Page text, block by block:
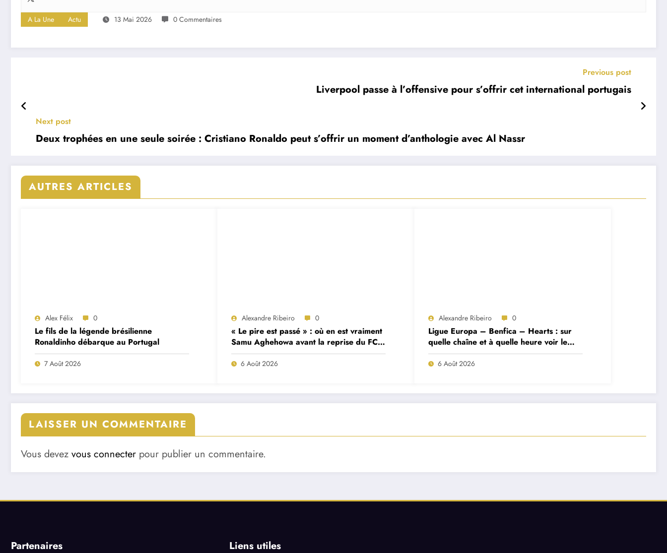
A La Une Actu 13 Mai 2026 0 Commentaires
Previous post
Liverpool passe à l’offensive pour s’offrir cet international portugais
Next post
Deux trophées en une seule soirée : Cristiano Ronaldo peut s’offrir un moment d’anthologie avec Al Nassr
AUTRES ARTICLES
Alex Félix 0
Le fils de la légende brésilienne
Ronaldinho débarque au Portugal
7 Août 2026
Alexandre Ribeiro 0
« Le pire est passé » : où en est vraiment
Samu Aghehowa avant la reprise du FC
Porto ?
6 Août 2026
Alexandre Ribeiro 0
Ligue Europa – Benfica – Hearts : sur
quelle chaîne et à quelle heure voir le
match ?
6 Août 2026
LAISSER UN COMMENTAIRE
Vous devez vous connecter pour publier un commentaire.
Partenaires Liens utiles